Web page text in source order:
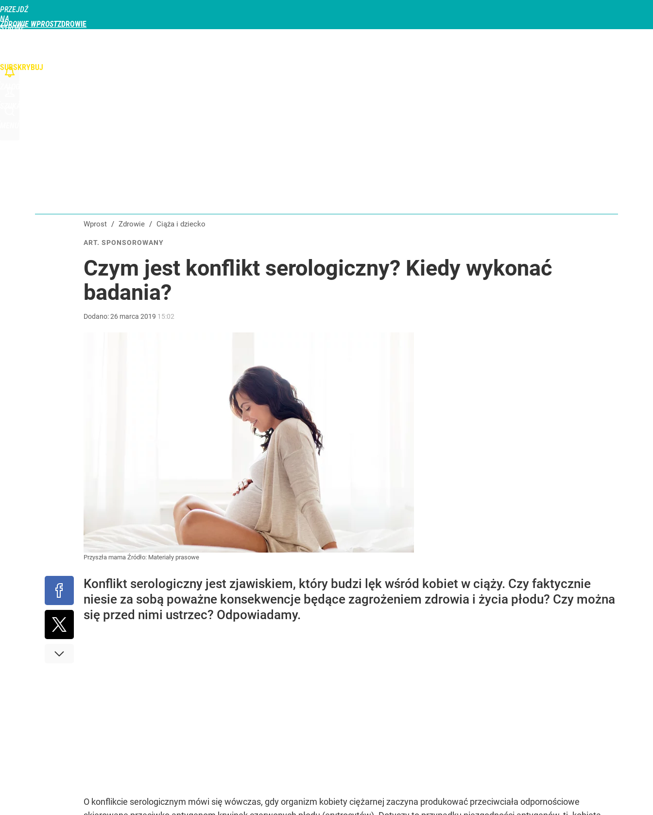
PRZEJDŹ
NA
STRONĘ
ZDROWIE WPROST
SUBSKRYBUJ
Wprost / Zdrowie / Ciąża i dziecko
ART. SPONSOROWANY
Czym jest konflikt serologiczny? Kiedy wykonać
badania?
Dodano:26 marca 2019 15:02
Przyszła mama Źródło: Materiały prasowe
Konflikt serologiczny jest zjawiskiem, który budzi lęk wśród kobiet w ciąży. Czy faktycznie
niesie za sobą poważne konsekwencje będące zagrożeniem zdrowia i życia płodu? Czy można
się przed nimi ustrzec? Odpowiadamy.
O konflikcie serologicznym mówi się wówczas, gdy organizm kobiety ciężarnej zaczyna produkować przeciwciała odpornościowe